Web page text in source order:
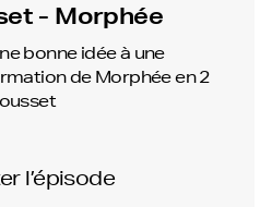
- Morphée
bonne idée à une
de Morphée en 2
l’épisode